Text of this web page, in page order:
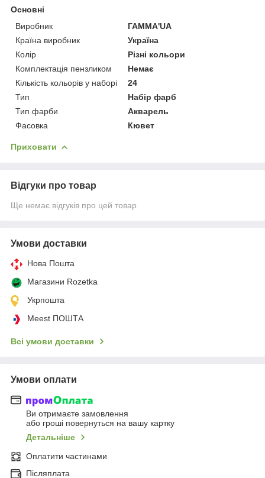
Основні
Виробник
ГАММА'UA
Країна виробник
Україна
Колір
Різні кольори
Комплектація пензликом
Немає
Кількість кольорів у наборі
24
Тип
Набір фарб
Тип фарби
Акварель
Фасовка
Кювет
Приховати
Відгуки про товар
Ще немає відгуків про цей товар
Умови доставки
Нова Пошта
Магазини Rozetka
Укрпошта
Meest ПОШТА
Всі умови доставки
Умови оплати
Ви отримаєте замовлення
або гроші повернуться на вашу картку
Детальніше
Оплатити частинами
Післяплата